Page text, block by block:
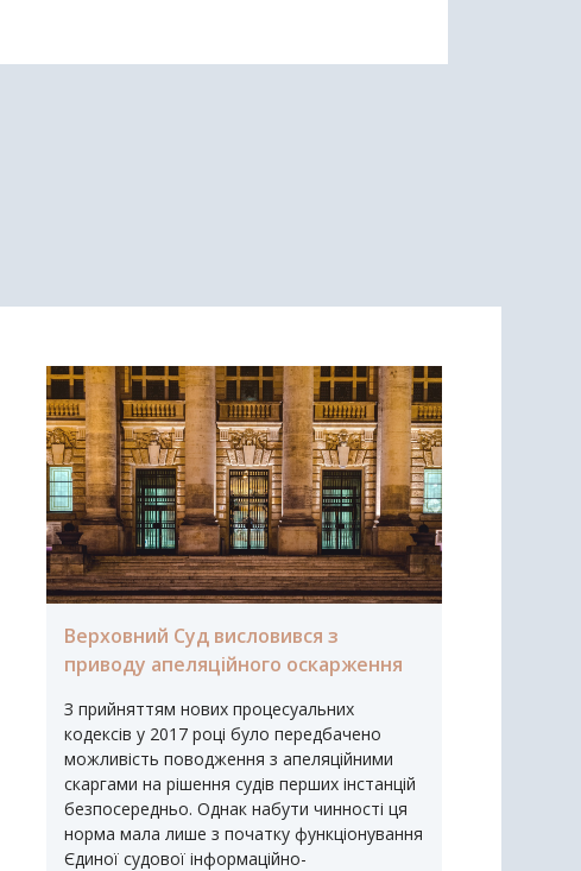
Верховний Суд висловився з
приводу апеляційного оскарження
З прийняттям нових процесуальних
кодексів у 2017 році було передбачено
можливість поводження з апеляційними
скаргами на рішення судів перших інстанцій
безпосередньо. Однак набути чинності ця
норма мала лише з початку функціонування
Єдиної судової інформаційно-